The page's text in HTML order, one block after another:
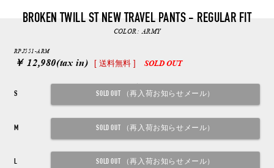
BROKEN TWILL ST NEW TRAVEL PANTS - REGULAR FIT
COLOR:ARMY
RPJ551-ARM
￥ 12,980(tax in) [ 送料無料 ] SOLD OUT
S
M
L